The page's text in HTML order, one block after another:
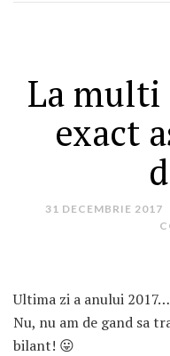
La multi
exact
31 DECEMBRIE 2017
Ultima zi a anului 2017…
Nu, nu am de gand sa
bilant! 😛